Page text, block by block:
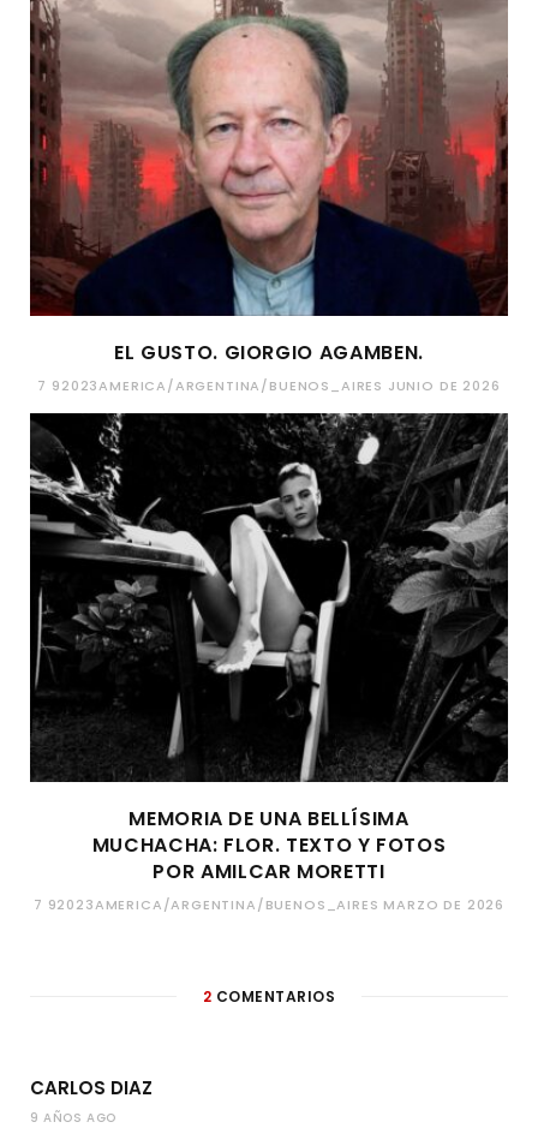
EL GUSTO. GIORGIO AGAMBEN.
7 92023AMERICA/ARGENTINA/BUENOS_AIRES JUNIO DE 2026
MEMORIA DE UNA BELLÍSIMA
MUCHACHA: FLOR. TEXTO Y FOTOS
POR AMILCAR MORETTI
7 92023AMERICA/ARGENTINA/BUENOS_AIRES MARZO DE 2026
2 COMENTARIOS
CARLOS DIAZ
9 AÑOS AGO